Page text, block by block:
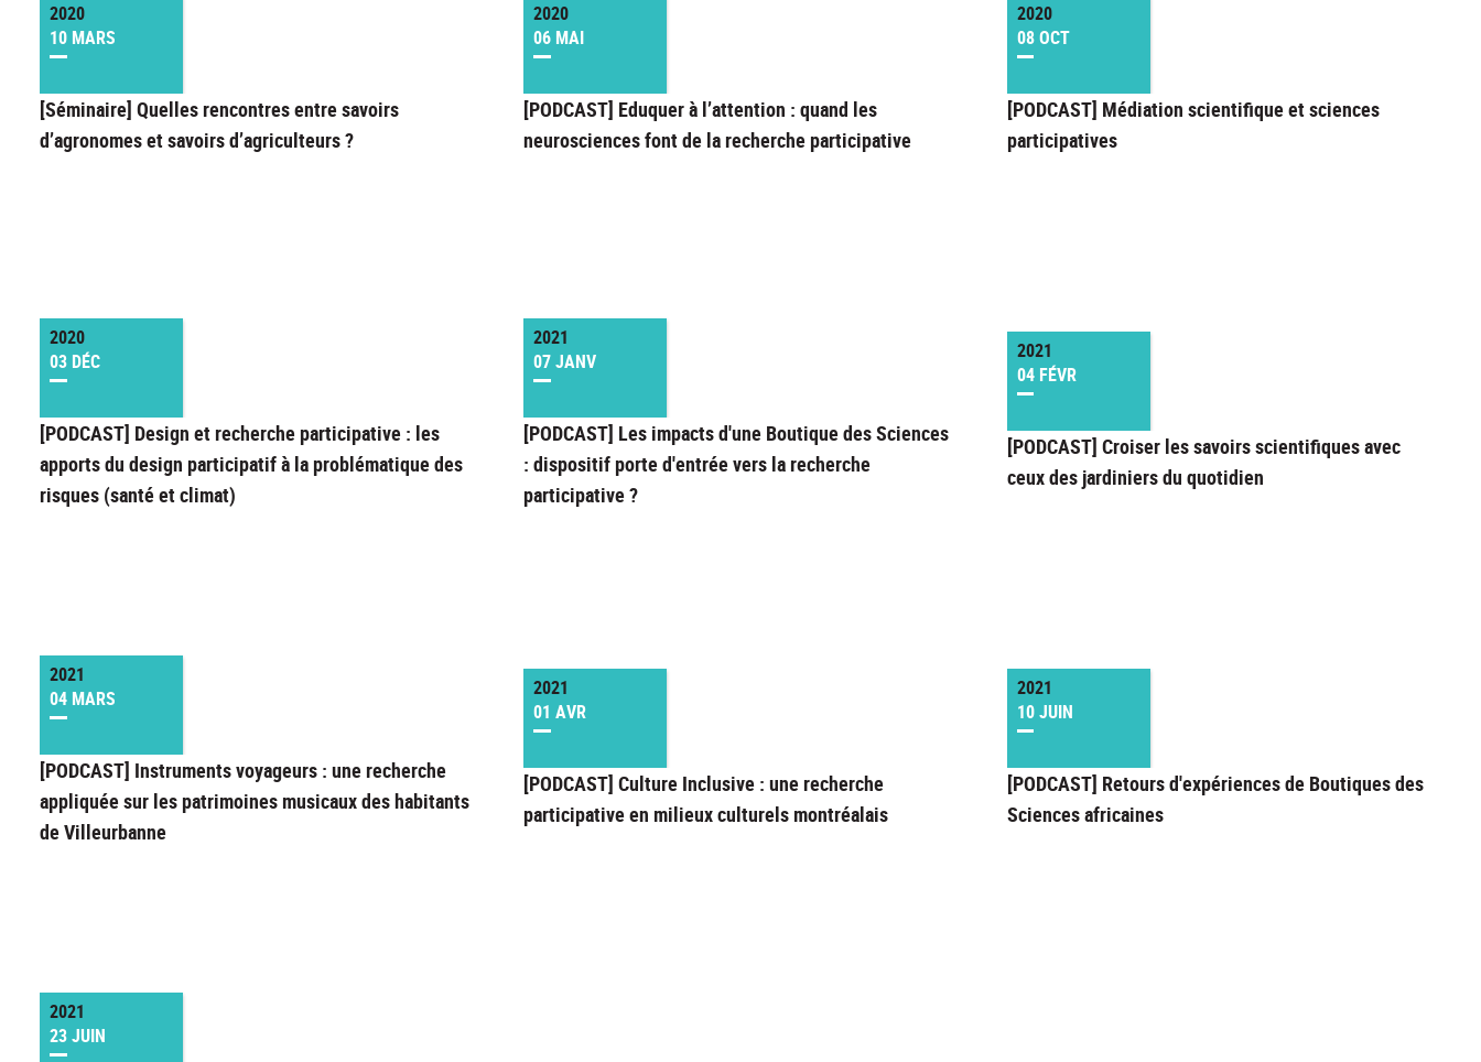
2020
10 MARS
[Séminaire] Quelles rencontres entre savoirs
d’agronomes et savoirs d’agriculteurs ?
2020
06 MAI
[PODCAST] Eduquer à l’attention : quand les
neurosciences font de la recherche participative
2020
08 OCT
[PODCAST] Médiation scientifique et sciences
participatives
2020
03 DÉC
[PODCAST] Design et recherche participative : les
apports du design participatif à la problématique des
risques (santé et climat)
2021
07 JANV
[PODCAST] Les impacts d'une Boutique des Sciences
: dispositif porte d'entrée vers la recherche
participative ?
2021
04 FÉVR
[PODCAST] Croiser les savoirs scientifiques avec
ceux des jardiniers du quotidien
2021
04 MARS
[PODCAST] Instruments voyageurs : une recherche
appliquée sur les patrimoines musicaux des habitants
de Villeurbanne
2021
01 AVR
[PODCAST] Culture Inclusive : une recherche
participative en milieux culturels montréalais
2021
10 JUIN
[PODCAST] Retours d'expériences de Boutiques des
Sciences africaines
2021
23 JUIN